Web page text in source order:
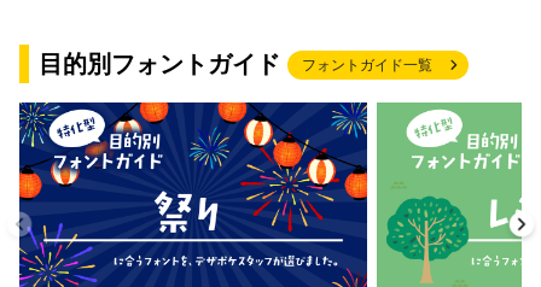
目的別フォントガイド フォントガイド一覧